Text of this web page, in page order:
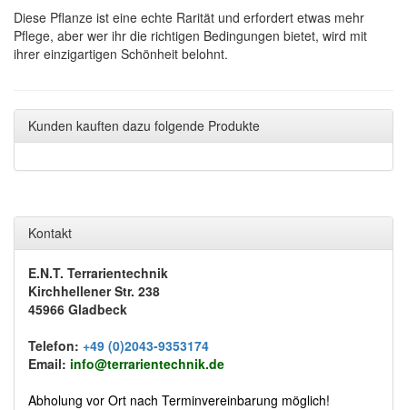
Diese Pflanze ist eine echte Rarität und erfordert etwas mehr
Pflege, aber wer ihr die richtigen Bedingungen bietet, wird mit
ihrer einzigartigen Schönheit belohnt.
Kunden kauften dazu folgende Produkte
Kontakt
E.N.T. Terrarientechnik
Kirchhellener Str. 238
45966 Gladbeck
Telefon: +49 (0)2043-9353174
Email: info@terrarientechnik.de
Abholung vor Ort nach Terminvereinbarung möglich!